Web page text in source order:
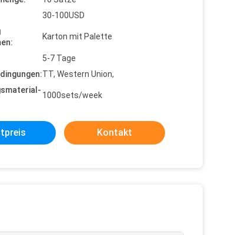
30-100USD
Karton mit Palette
5-7 Tage
TT, Western Union,
1000sets/week
Kontakt